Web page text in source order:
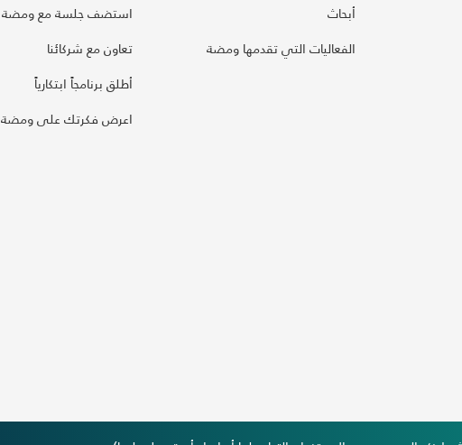
أبحاث
الفعاليات التي تقدمها ومضة
استضف جلسة مع ومضة
تعاون مع شركائنا
أطلق برنامجاً ابتكارياً
اعرض فكرتك على ومضة